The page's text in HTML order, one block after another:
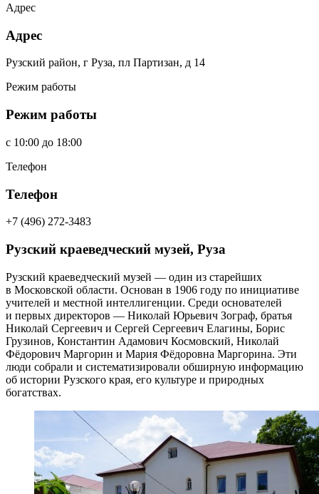
Адрес
Адрес
Рузский район, г Руза, пл Партизан, д 14
Режим работы
Режим работы
c 10:00 до 18:00
Телефон
Телефон
+7 (496) 272-3483
Рузский краеведческий музей, Руза
Рузский краеведческий музей — один из старейших
в Московской области. Основан в 1906 году по инициативе
учителей и местной интеллигенции. Среди основателей
и первых директоров — Николай Юрьевич Зограф, братья
Николай Сергеевич и Сергей Сергеевич Елагины, Борис
Грузинов, Константин Адамович Космовский, Николай
Фёдорович Маргорин и Мария Фёдоровна Маргорина. Эти
люди собрали и систематизировали обширную информацию
об истории Рузского края, его культуре и природных
богатствах.